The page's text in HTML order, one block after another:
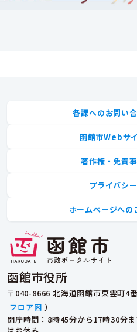
函館市役所
〒040-8666 北海道函館市東雲町4
フロア図 ）
開庁時間：8時45分から17時30
各課へのお問い
函館市Webサ
著作権・免責
プライバシ
ホームページへの